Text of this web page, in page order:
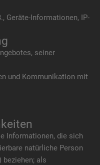
Geräte-Informationen, IP-
seiner
und Kommunikation mit
Informationen, die sich
natürliche Person
beziehen; als